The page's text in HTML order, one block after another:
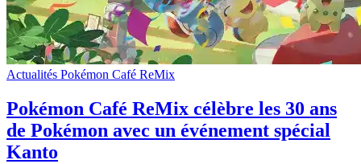
Actualités Pokémon Café ReMix
Pokémon Café ReMix célèbre les 30 ans
de Pokémon avec un événement spécial
Kanto